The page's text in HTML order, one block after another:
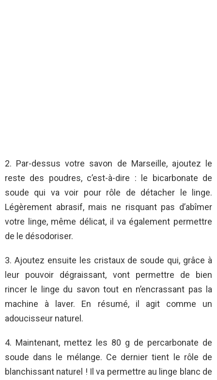
2. Par-dessus votre savon de Marseille, ajoutez le
reste des poudres, c’est-à-dire : le bicarbonate de
soude qui va voir pour rôle de détacher le linge.
Légèrement abrasif, mais ne risquant pas d’abîmer
votre linge, même délicat, il va également permettre
de le désodoriser.
3. Ajoutez ensuite les cristaux de soude qui, grâce à
leur pouvoir dégraissant, vont permettre de bien
rincer le linge du savon tout en n’encrassant pas la
machine à laver. En résumé, il agit comme un
adoucisseur naturel.
4. Maintenant, mettez les 80 g de percarbonate de
soude dans le mélange. Ce dernier tient le rôle de
blanchissant naturel ! Il va permettre au linge blanc de